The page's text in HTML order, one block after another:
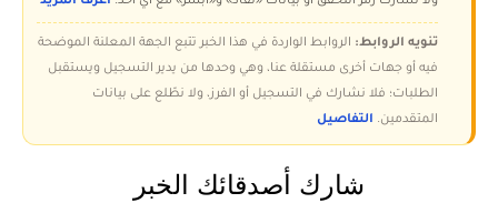
تنويه الروابط: الروابط الواردة في هذا الخبر تتبع الجهة المعلنة الموضحة
فيه أو جهات أخرى مستقلة عنا، وهي وحدها من يدير التسجيل ويستقبل
الطلبات؛ فلا نشارك في التسجيل أو الفرز، ولا نطّلع على بيانات
المتقدمين. التفاصيل
شارك أصدقائك الخبر